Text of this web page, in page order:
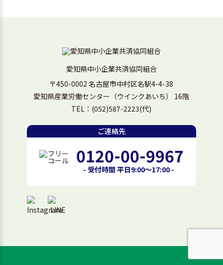
愛知県中小企業共済協同組合
〒450-0002 名古屋市中村区名駅4-4-38
愛知県産業労働センター（ウインクあいち） 16階
TEL： (052)587-2223(代)
ご連絡先
0120-00-9967
- 受付時間 平日9:00～17:00 -